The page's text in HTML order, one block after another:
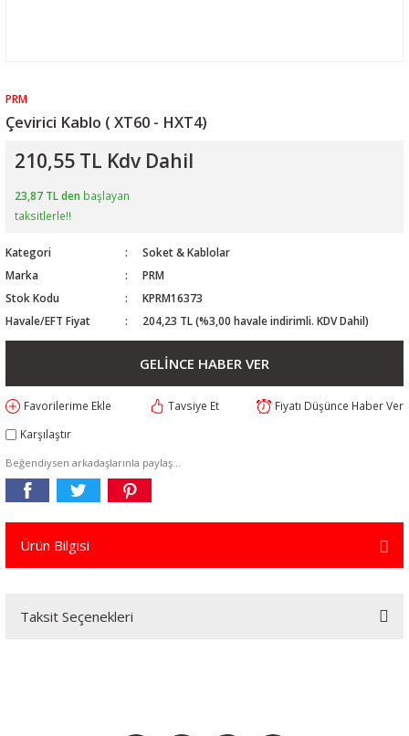
PRM
Çevirici Kablo ( XT60 - HXT4)
210,55 TL Kdv Dahil
23,87 TL den başlayan
taksitlerle!!
Kategori
Soket & Kablolar
Marka
PRM
Stok Kodu
KPRM16373
Havale/EFT Fiyat
204,23 TL (%3,00 havale indirimli. KDV Dahil)
GELİNCE HABER VER
Tavsiye Et
Fiyatı Düşünce Haber Ver
Karşılaştır
Beğendiysen arkadaşlarınla paylaş...
Ürün Bilgisi
Taksit Seçenekleri